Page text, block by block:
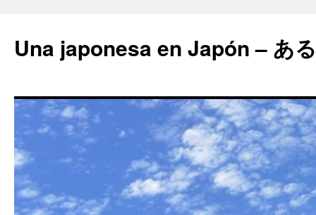
Una japonesa en Japón – あ